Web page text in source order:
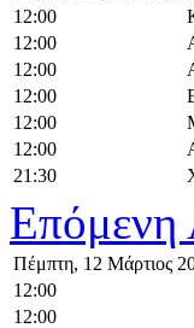
12:00
12:00
12:00
12:00
12:00
12:00
21:30
Επόμενη
Πέμπτη, 12 Μάρτιος
12:00
12:00